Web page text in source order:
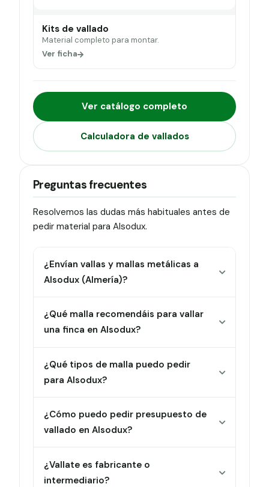
Kits de vallado
Material completo para montar.
Ver ficha
Ver catálogo completo
Calculadora de vallados
Preguntas frecuentes
Resolvemos las dudas más habituales antes de
pedir material para Alsodux.
¿Envían vallas y mallas metálicas a
Alsodux (Almería)?
¿Qué malla recomendáis para vallar
una finca en Alsodux?
¿Qué tipos de malla puedo pedir
para Alsodux?
¿Cómo puedo pedir presupuesto de
vallado en Alsodux?
¿Vallate es fabricante o
intermediario?